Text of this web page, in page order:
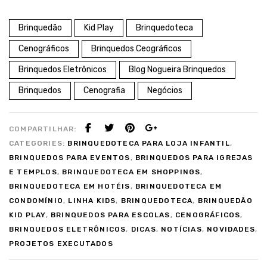
Brinquedão Kid Play Brinquedoteca
Cenográficos Brinquedos Ceográficos
Brinquedos Eletrônicos Blog Nogueira Brinquedos
Brinquedos Cenografia Negócios
COMPARTILHAR:
CATEGORIES: BRINQUEDOTECA PARA LOJA INFANTIL,
BRINQUEDOS PARA EVENTOS, BRINQUEDOS PARA IGREJAS
E TEMPLOS, BRINQUEDOTECA EM SHOPPINGS,
BRINQUEDOTECA EM HOTÉIS, BRINQUEDOTECA EM
CONDOMÍNIO, LINHA KIDS, BRINQUEDOTECA, BRINQUEDÃO
KID PLAY, BRINQUEDOS PARA ESCOLAS, CENOGRÁFICOS,
BRINQUEDOS ELETRÔNICOS, DICAS, NOTÍCIAS, NOVIDADES,
PROJETOS EXECUTADOS